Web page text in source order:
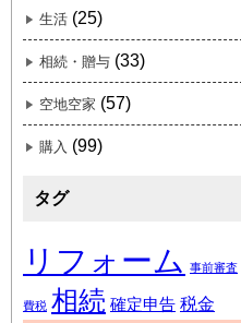
生活 (25)
相続・贈与 (33)
空地空家 (57)
購入 (99)
タグ
リフォーム 事前審査
費税 相続 確定申告 税金